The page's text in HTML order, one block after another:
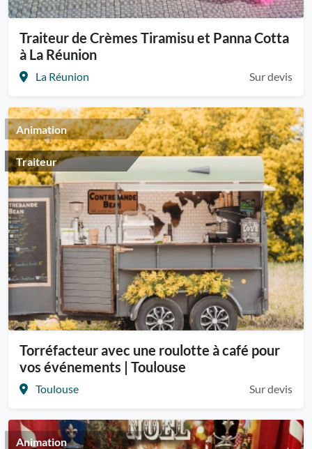
Traiteur de Crèmes Tiramisu et Panna Cotta
à La Réunion
La Réunion Sur devis
Animation
Traiteur
Torréfacteur avec une roulotte à café pour
vos événements | Toulouse
Toulouse Sur devis
Animation